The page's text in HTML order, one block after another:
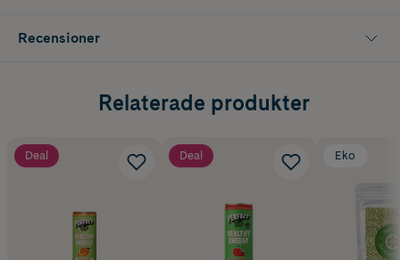
Recensioner
Relaterade produkter
Deal Deal Eko